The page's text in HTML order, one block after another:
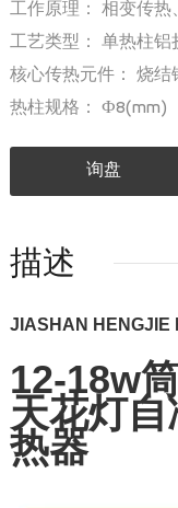
工作原理： 相变传热
工艺类型： 单热柱铝
核心传热元件： 烧结
热柱规格： Ф8(mm)
询盘
描述
JIASHAN HENGJIE
12-18w
天花灯自
热器